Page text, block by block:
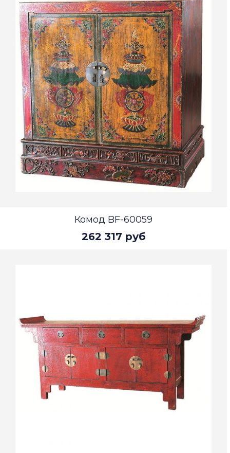
Комод BF-60059
262 317 руб